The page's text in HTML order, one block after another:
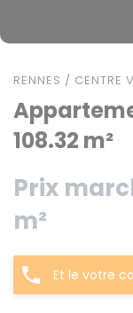
RENNES / CENTRE
108.32 m²
Prix
m²
Et le votre